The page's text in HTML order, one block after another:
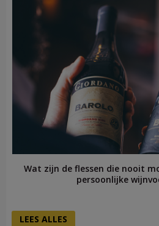
Wat zijn de flessen die nooit
persoonlijke
LEES ALLES